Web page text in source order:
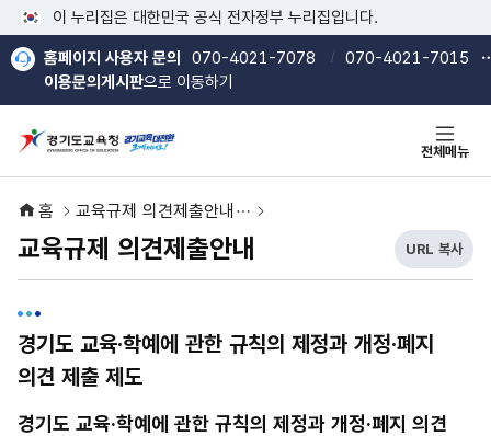
본문 바로가기
메인메뉴 바로가기
이 누리집은 대한민국 공식 전자정부 누리집입니다.
홈페이지 사용자 문의 070-4021-7078
070-4021-7015
이용문의게시판으로 이동하기
전체메뉴
홈 교육규제 의견제출안내
교육규제 의견제출안내
열기
열기
URL 복사
현
재
튼
경기도 교육·학예에 관한 규칙의 제정과 개정·폐지
의견 제출 제도
경기도 교육·학예에 관한 규칙의 제정과 개정·폐지 의견